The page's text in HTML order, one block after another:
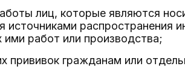
лиц, которые являются
источниками распространения
работ или производства;
прививок гражданам или